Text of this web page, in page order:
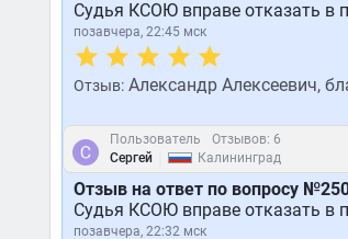
Судья КСОЮ вправе отказать в
позавчера, 22:45 мск
Отзыв:Александр Алексеевич,
Пользователь
Отзывов: 6
Сергей
Калининград
Отзыв на ответ по вопросу
Судья КСОЮ вправе отказать в
позавчера, 22:32 мск